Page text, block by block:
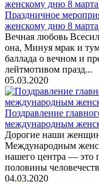
Праздничное
женскому дню 8
Вечная любовь
она, Минуя мрак и
баллада о вечном и
лейтмотивом празд...
05.03.2020
Поздравление
международным
Дорогие наши
Международным
нашего центра — это
половины
04.03.2020